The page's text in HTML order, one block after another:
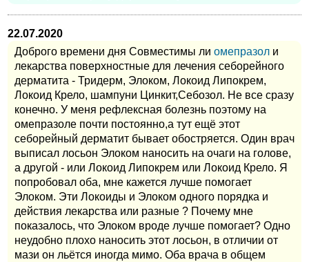
22.07.2020
Доброго времени дня Совместимы ли омепразол и
лекарства поверхностные для лечения себорейного
дерматита - Тридерм, Элоком, Локоид Липокрем,
Локоид Крело, шампуни Цинкит,Себозол. Не все сразу
конечно. У меня рефлексная болезнь поэтому на
омепразоле почти постоянно,а тут ещё этот
себорейный дерматит бывает обостряется. Один врач
выписал лосьон Элоком наносить на очаги на голове,
а другой - или Локоид Липокрем или Локоид Крело. Я
попробовал оба, мне кажется лучше помогает
Элоком. Эти Локоиды и Элоком одного порядка и
действия лекарства или разные ? Почему мне
показалось, что Элоком вроде лучше помогает? Одно
неудобно плохо наносить этот лосьон, в отличии от
мази он льётся иногда мимо. Оба врача в общем